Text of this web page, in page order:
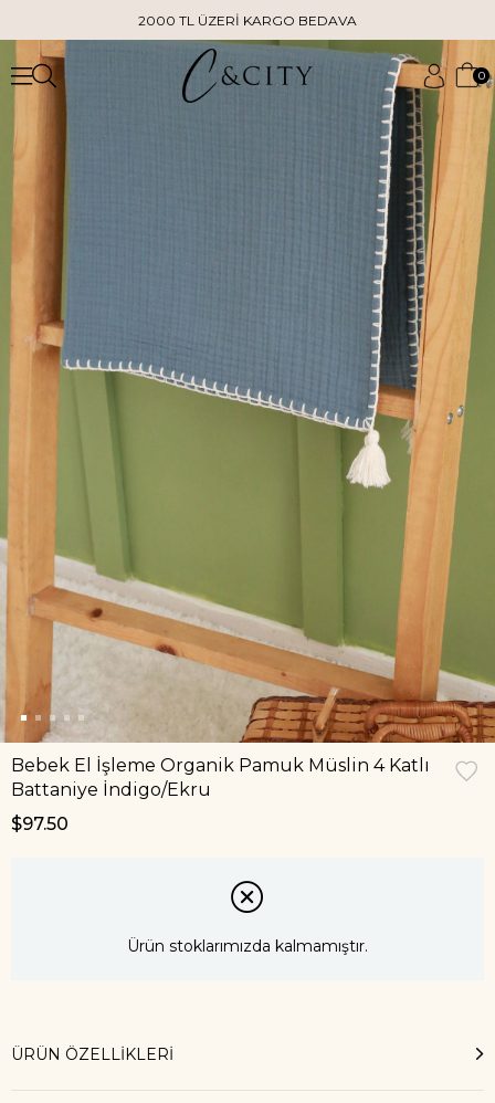
2000 TL ÜZERİ KARGO BEDAVA
0
Bebek El İşleme Organik Pamuk Müslin 4 Katlı
Battaniye İndigo/Ekru
$97.50
Ürün stoklarımızda kalmamıştır.
ÜRÜN ÖZELLIKLERI